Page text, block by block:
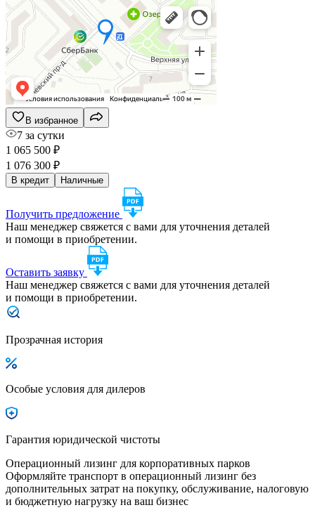
В избранное
7 за сутки
1 065 500 ₽
1 076 300 ₽
В кредит Наличные
Получить предложение
Наш менеджер свяжется с вами для уточнения деталей
и помощи в приобретении.
Оставить заявку
Наш менеджер свяжется с вами для уточнения деталей
и помощи в приобретении.
Прозрачная история
Особые условия для дилеров
Гарантия юридической чистоты
Операционный лизинг для корпоративных парков
Оформляйте транспорт в операционный лизинг без
дополнительных затрат на покупку, обслуживание, налоговую
и бюджетную нагрузку на ваш бизнес